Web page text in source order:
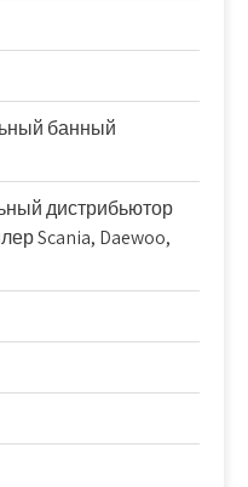
банный
дистрибьютор
Scania, Daewoo,